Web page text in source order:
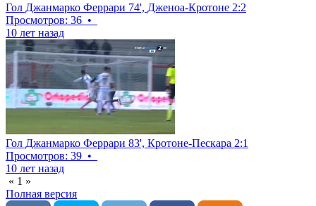
Гол Джанмарко Феррари 74', Дженоа-Кротоне 2:2
Просмотров: 36 •
10 лет назад
Гол Джанмарко Феррари 83', Кротоне-Пескара 2:1
Просмотров: 39 •
10 лет назад
« 1 »
Полная версия